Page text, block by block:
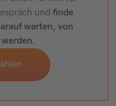
und finde
warten, von